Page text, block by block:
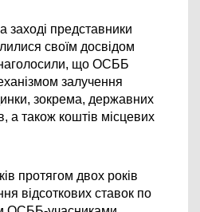
заході представники
своїм досвідом
що ОСББ
залучення
зокрема, державних
а також коштів місцевих
протягом двох років
відсоткових ставок по